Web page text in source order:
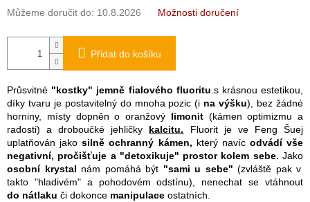
Můžeme doručit do: 10.8.2026 Možnosti doručení
Přidat do košíku
Průsvitné "kostky" jemně fialového fluoritu.s krásnou estetikou,
díky tvaru je postavitelný do mnoha pozic (i na výšku), bez žádné
horniny, místy dopněn o oranžový limonit(kámen optimizmu a
radosti) a droboučké jehličky kalcitu. Fluorit je ve Feng Šuej
uplatňován jako silně ochranný kámen, který navícodvádí vše
negativní, pročišťuje a "detoxikuje" prostor kolem sebe. Jako
osobní krystal nám pomáhá být "sami u sebe"(zvláště pak v
takto "hladivém" a pohodovém odstínu), nenechat se vtáhnout
do nátlaku či dokonce manipulace ostatních.